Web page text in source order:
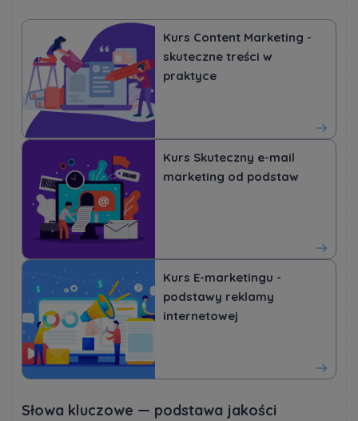
Kurs Content Marketing -
skuteczne treści w
praktyce
Kurs Skuteczny e-mail
marketing od podstaw
Kurs E-marketingu -
podstawy reklamy
internetowej
Słowa kluczowe — podstawa jakości